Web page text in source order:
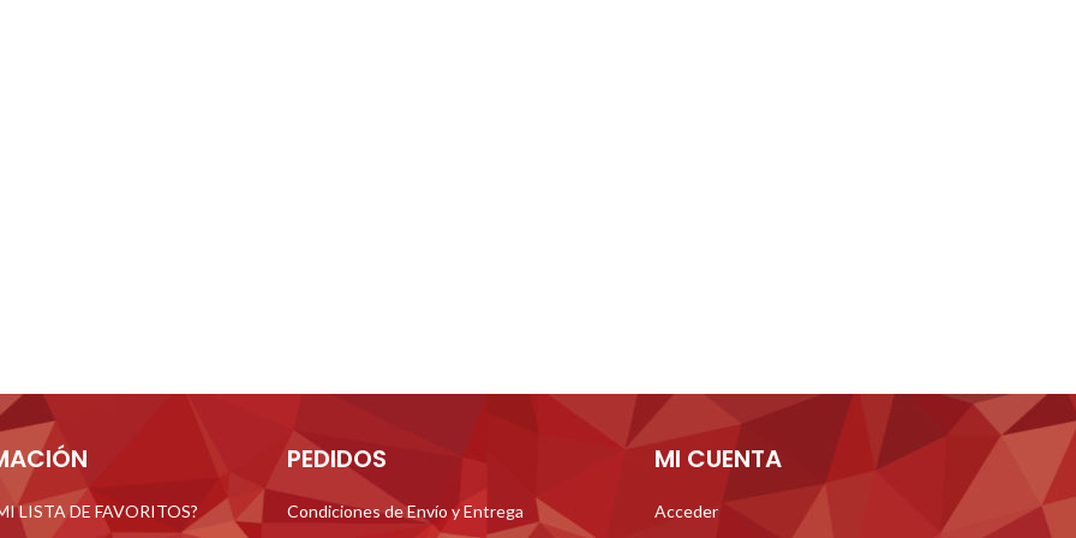
LISTA DE FAVORITOS?
PEDIDOS
Condiciones de Envío y Entrega
MI CUENTA
Acceder